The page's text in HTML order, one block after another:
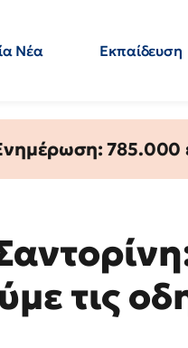
Νέα Εκπαίδευση
785.000
τις